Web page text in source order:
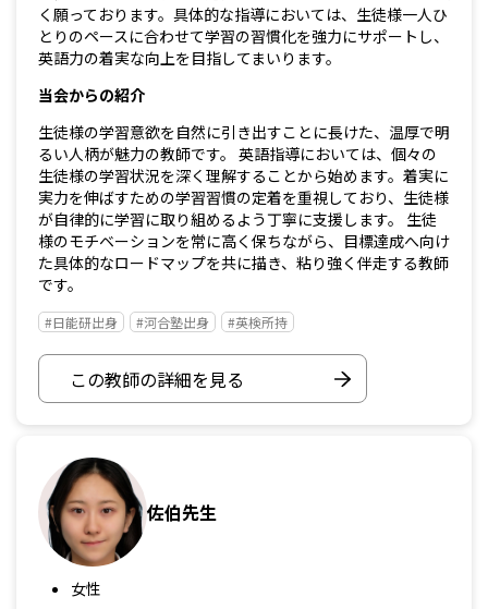
く願っております。具体的な指導においては、生徒様一人ひ
とりのペースに合わせて学習の習慣化を強力にサポートし、
英語力の着実な向上を目指してまいります。
当会からの紹介
生徒様の学習意欲を自然に引き出すことに長けた、温厚で明
るい人柄が魅力の教師です。 英語指導においては、個々の
生徒様の学習状況を深く理解することから始めます。着実に
実力を伸ばすための学習習慣の定着を重視しており、生徒様
が自律的に学習に取り組めるよう丁寧に支援します。 生徒
様のモチベーションを常に高く保ちながら、目標達成へ向け
た具体的なロードマップを共に描き、粘り強く伴走する教師
です。
#日能研出身 #河合塾出身 #英検所持
この教師の詳細を見る
佐伯先生
女性